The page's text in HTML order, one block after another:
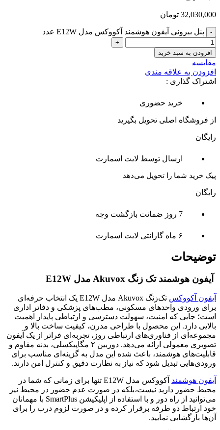
32,030,000 تومان
پنل بیرونی آیفون هوشمند آکووکس مدل E12W عدد
افزودن به سبد خرید
مقایسه
افزودن به علاقه مندی
اشتراک گذاری :
خرید حضوری
از فروشگاه اصلی تحویل بگیرید
رایگان
ارسال توسط لایت اسمارت
پیک خرید شما را تحویل می‌دهد
رایگان
7 روز ضمانت بازگشت وجه
۶ ماه گارانتی لایت اسمارت
توضیحات
آیفون هوشمند تک زنگ Akuvox مدل E12W
آیفون آکووکس
تک‌زنگ Akuvox مدل E12W یک انتخاب حرفه‌ای
برای ورودی واحدهای مسکونی، مطب‌های پزشکی و دفاتر اداری
است؛ جایی که امنیت، سهولت دسترسی و ارتباطی پایدار اهمیت
بالایی دارد. این محصول با طراحی مدرن، کیفیت ساخت بالا و
مجموعه‌ای از فناوری‌های ارتباطی روز، تجربه‌ای فراتر از یک آیفون
تصویری معمولی ارائه می‌دهد. دوربین ۲ مگاپیکسلی، بدنه مقاوم و
قابلیت‌های هوشمند، باعث شده این مدل به گزینه‌ای مناسب برای
ورودی‌هایی تبدیل شود که نیاز به نظارت دقیق و کنترل امن دارند.
آیفون هوشمند
آکووکس مدل E12W تنها برای زمانی که شما در
محیط حضور دارید نیست،بلکه در صورت عدم حضور در محیط نیز
می‌توانید از راه دور و با استفاده از اپلیکیشن SmartPlus با مهمانان
خود ارتباط دو طرفه برقرار کرده و در صورت لزوم درب را برای
آن‌ها بازگشایی نمایید.